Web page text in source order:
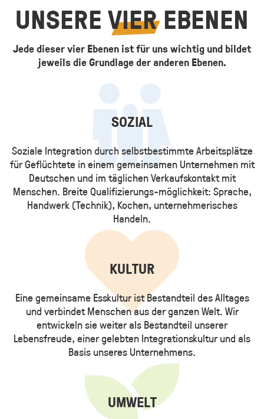
UNSEREVIEREBENEN
Jede dieser vier Ebenen ist für uns wichtig und bildet
jeweils die Grundlage der anderen Ebenen.
SOZIAL
Soziale Integration durch selbstbestimmte Arbeitsplätze
für Geflüchtete in einem gemeinsamen Unternehmen mit
Deutschen und im täglichen Verkaufskontakt mit
Menschen. Breite Qualifizierungs-möglichkeit: Sprache,
Handwerk (Technik), Kochen, unternehmerisches
Handeln.
KULTUR
Eine gemeinsame Esskultur ist Bestandteil des Alltages
und verbindet Menschen aus der ganzen Welt. Wir
entwickeln sie weiter als Bestandteil unserer
Lebensfreude, einer gelebten Integrationskultur und als
Basis unseres Unternehmens.
UMWELT